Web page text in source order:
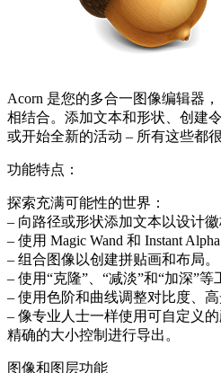
Acorn 是您的多合一图像编辑器
相结合。添加文本和形状、创建
或开始全新的活动 – 所有这些都很
功能特点：
探索充满可能性的世界：
– 向路径或形状添加文本以设计徽
– 使用 Magic Wand 和 Instant
– 组合图像以创建拼贴画和布局。
– 使用“克隆”、“减淡”和“加深”等
– 使用色阶和曲线调整对比度、高
– 像专业人士一样使用可自定义
精确的大小控制进行导出。
图像和图层功能